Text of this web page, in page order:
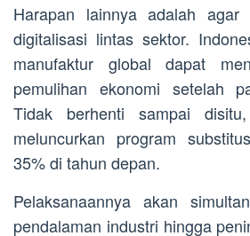
Harapan lainnya adalah agar
digitalisasi lintas sektor.
manufaktur global dapat
pemulihan ekonomi setelah
Tidak berhenti sampai
meluncurkan program
35% di tahun depan.
Pelaksanaannya akan
pendalaman industri hingga